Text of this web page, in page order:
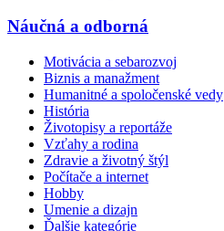
Náučná a odborná
Motivácia a sebarozvoj
Biznis a manažment
Humanitné a spoločenské vedy
História
Životopisy a reportáže
Vzťahy a rodina
Zdravie a životný štýl
Počítače a internet
Hobby
Umenie a dizajn
Ďalšie kategórie